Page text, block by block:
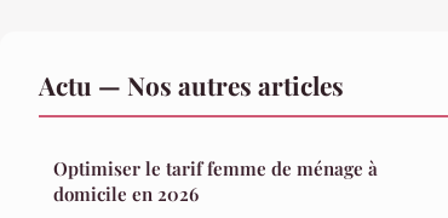
Actu — Nos autres articles
Optimiser le tarif femme de ménage à
domicile en 2026